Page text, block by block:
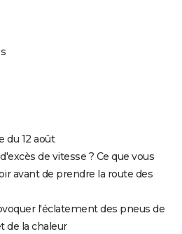
du 12 août
de vitesse ? Ce que vous
avant de prendre la route des
l'éclatement des pneus de
de la chaleur